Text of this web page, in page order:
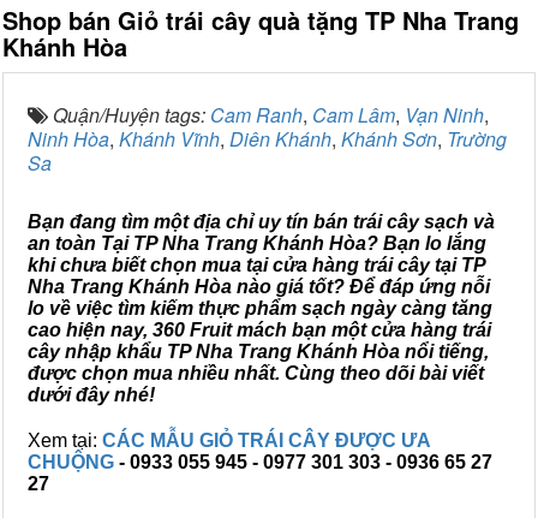
Shop bán Giỏ trái cây quà tặng TP Nha Trang
Khánh Hòa
Quận/Huyện tags: Cam Ranh, Cam Lâm, Vạn Ninh,
Ninh Hòa, Khánh Vĩnh, Diên Khánh, Khánh Sơn, Trường
Sa
Bạn đang tìm một địa chỉ uy tín bán trái cây sạch và
an toàn Tại TP Nha Trang Khánh Hòa? Bạn lo lắng
khi chưa biết chọn mua tại cửa hàng trái cây tại TP
Nha Trang Khánh Hòa nào giá tốt? Để đáp ứng nỗi
lo về việc tìm kiếm thực phẩm sạch ngày càng tăng
cao hiện nay, 360 Fruit mách bạn một cửa hàng trái
cây nhập khẩu TP Nha Trang Khánh Hòa nổi tiếng,
được chọn mua nhiều nhất. Cùng theo dõi bài viết
dưới đây nhé!
Xem tại: CÁC MẪU GIỎ TRÁI CÂY ĐƯỢC ƯA
CHUỘNG - 0933 055 945 - 0977 301 303 - 0936 65 27
27